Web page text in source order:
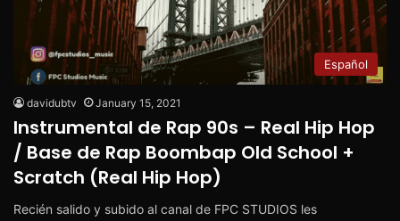
Español
davidubtv January 15, 2021
Instrumental de Rap 90s – Real Hip Hop
/ Base de Rap Boombap Old School +
Scratch (Real Hip Hop)
Recién salido y subido al canal de FPC STUDIOS les